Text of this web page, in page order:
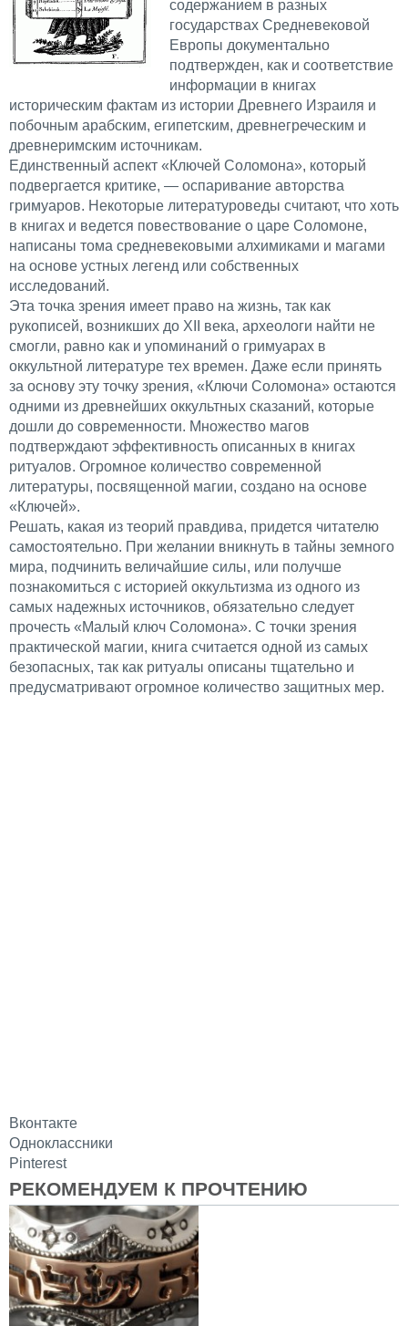
содержанием в разных
государствах Средневековой
Европы документально
подтвержден, как и соответствие
информации в книгах
историческим фактам из истории Древнего Израиля и
побочным арабским, египетским, древнегреческим и
древнеримским источникам.
Единственный аспект «Ключей Соломона», который
подвергается критике, — оспаривание авторства
гримуаров. Некоторые литературоведы считают, что хоть
в книгах и ведется повествование о царе Соломоне,
написаны тома средневековыми алхимиками и магами
на основе устных легенд или собственных
исследований.
Эта точка зрения имеет право на жизнь, так как
рукописей, возникших до XII века, археологи найти не
смогли, равно как и упоминаний о гримуарах в
оккультной литературе тех времен. Даже если принять
за основу эту точку зрения, «Ключи Соломона» остаются
одними из древнейших оккультных сказаний, которые
дошли до современности. Множество магов
подтверждают эффективность описанных в книгах
ритуалов. Огромное количество современной
литературы, посвященной магии, создано на основе
«Ключей».
Решать, какая из теорий правдива, придется читателю
самостоятельно. При желании вникнуть в тайны земного
мира, подчинить величайшие силы, или получше
познакомиться с историей оккультизма из одного из
самых надежных источников, обязательно следует
прочесть «Малый ключ Соломона». С точки зрения
практической магии, книга считается одной из самых
безопасных, так как ритуалы описаны тщательно и
предусматривают огромное количество защитных мер.
Вконтакте
Одноклассники
Pinterest
РЕКОМЕНДУЕМ К ПРОЧТЕНИЮ